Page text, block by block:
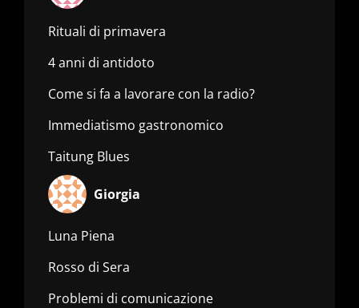
Rituali di primavera
4 anni di antidoto
Come si fa a lavorare con la radio?
Immediatismo gastronomico
Taitung Blues
Giorgia
Luna Piena
Rosso di Sera
Problemi di comunicazione